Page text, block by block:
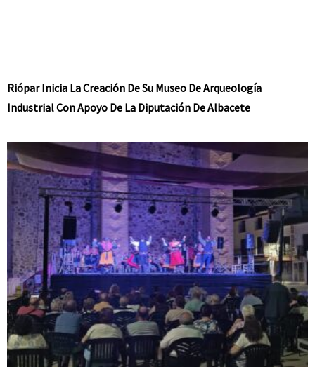
Riópar Inicia La Creación De Su Museo De Arqueología
Industrial Con Apoyo De La Diputación De Albacete